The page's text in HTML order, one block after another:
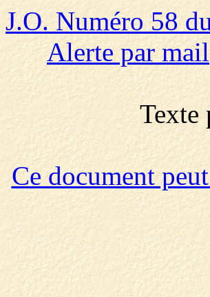
J.O. Numéro 58
Alerte par mail
Texte
Ce document